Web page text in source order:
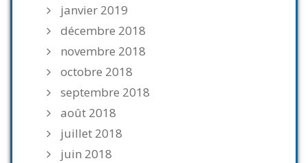
janvier 2019
décembre 2018
novembre 2018
octobre 2018
septembre 2018
août 2018
juillet 2018
juin 2018